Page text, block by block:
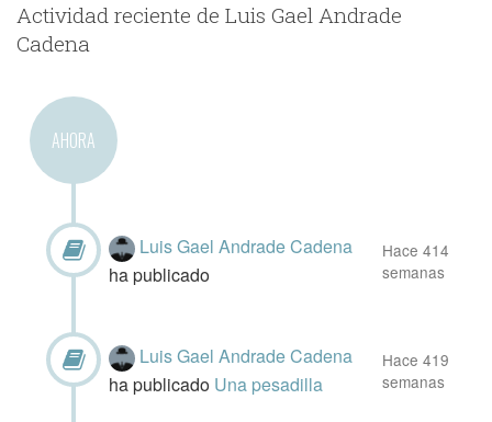
Actividad reciente de Luis Gael Andrade
Cadena
AHORA
Luis Gael Andrade Cadena
ha publicado
Hace 414
semanas
Luis Gael Andrade Cadena
ha publicado Una pesadilla
Hace 419
semanas